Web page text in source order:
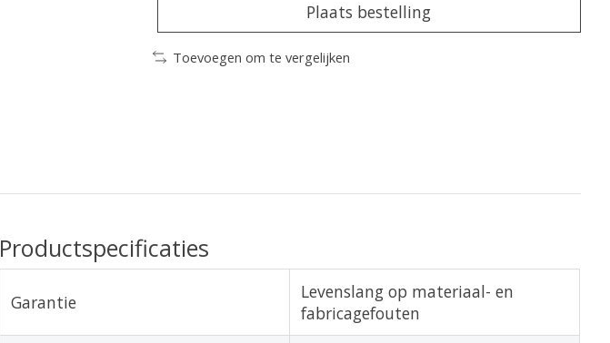
Plaats bestelling
Toevoegen om te vergelijken
Productspecificaties
Garantie
Levenslang op materiaal- en
fabricagefouten